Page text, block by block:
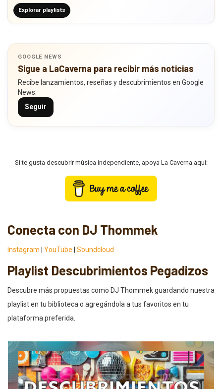
Explorar playlists
GOOGLE NEWS
Sigue a LaCaverna para recibir más noticias
Recibe lanzamientos, reseñas y descubrimientos en Google
News.
Seguir
Si te gusta descubrir música independiente, apoya La Caverna aquí:
Conecta con DJ Thommek
Instagram YouTube Soundcloud
Playlist Descubrimientos Pegadizos
Descubre más propuestas como DJ Thommek guardando nuestra
playlist en tu biblioteca o agregándola a tus favoritos en tu
plataforma preferida.